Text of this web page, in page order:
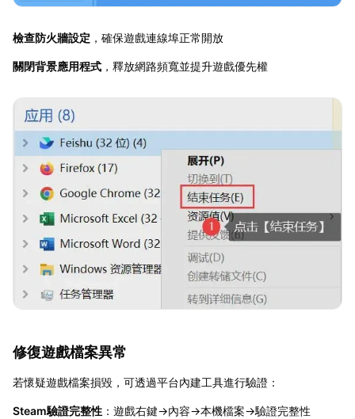
檢查防火牆設定 ，確保遊戲連線埠正常開放
關閉背景應用程式 ，釋放網路頻寬並提升遊戲優先權
修復遊戲檔案異常
若懷疑遊戲檔案損毀，可透過平台內建工具進行驗證：
Steam驗證完整性 ：遊戲右鍵→內容→本機檔案→驗證完整性